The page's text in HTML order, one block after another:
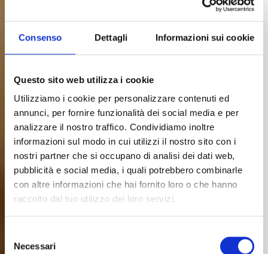
Consenso Dettagli Informazioni sui cookie
Questo sito web utilizza i cookie
Utilizziamo i cookie per personalizzare contenuti ed
annunci, per fornire funzionalità dei social media e per
analizzare il nostro traffico. Condividiamo inoltre
informazioni sul modo in cui utilizzi il nostro sito con i
nostri partner che si occupano di analisi dei dati web,
pubblicità e social media, i quali potrebbero combinarle
con altre informazioni che hai fornito loro o che hanno
raccolto dal tuo utilizzo dei loro servizi.
delNecessari